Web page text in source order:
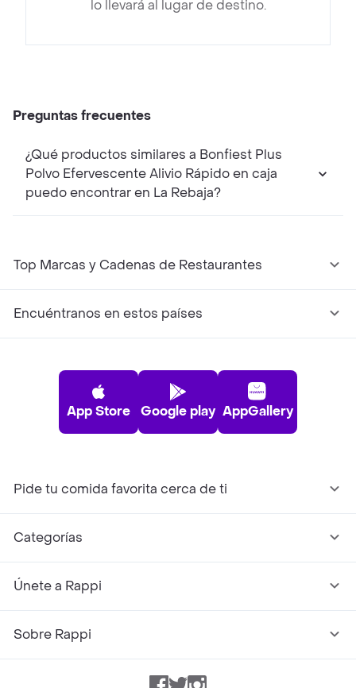
lo llevará al lugar de destino.
Preguntas frecuentes
¿Qué productos similares a Bonfiest Plus
Polvo Efervescente Alivio Rápido en caja
puedo encontrar en La Rebaja?
Top Marcas y Cadenas de Restaurantes
Encuéntranos en estos países
App Store Google play AppGallery
Pide tu comida favorita cerca de ti
Categorías
Únete a Rappi
Sobre Rappi
Facebook
TwitterInstagram